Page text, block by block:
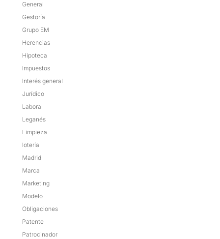
General
Gestoría
Grupo EM
Herencias
Hipoteca
Impuestos
Interés general
Jurídico
Laboral
Leganés
Limpieza
lotería
Madrid
Marca
Marketing
Modelo
Obligaciones
Patente
Patrocinador